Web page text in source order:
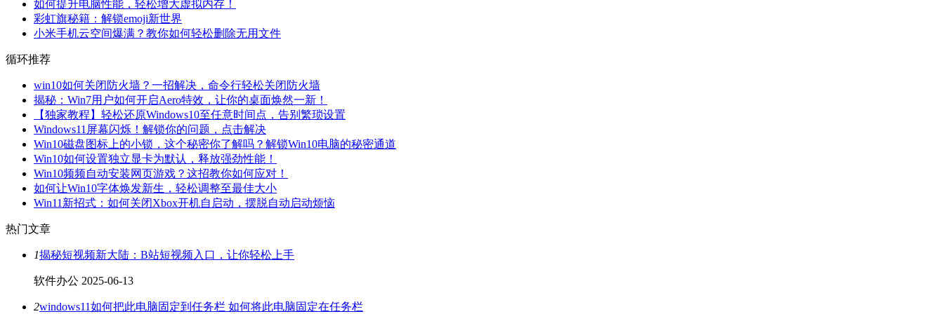
如何提升电脑性能，轻松增大虚拟内存！
彩虹旗秘籍：解锁emoji新世界
小米手机云空间爆满？教你如何轻松删除无用文件
循环推荐
win10如何关闭防火墙？一招解决，命令行轻松关闭防火墙
揭秘：Win7用户如何开启Aero特效，让你的桌面焕然一新！
【独家教程】轻松还原Windows10至任意时间点，告别繁琐设置
Windows11屏幕闪烁！解锁你的问题，点击解决
Win10磁盘图标上的小锁，这个秘密你了解吗？解锁Win10电脑的秘密通道
Win10如何设置独立显卡为默认，释放强劲性能！
Win10频频自动安装网页游戏？这招教你如何应对！
如何让Win10字体焕发新生，轻松调整至最佳大小
Win11新招式：如何关闭Xbox开机自启动，摆脱自动启动烦恼
热门文章
1揭秘短视频新大陆：B站短视频入口，让你轻松上手
软件办公 2025-06-13
2windows11如何把此电脑固定到任务栏 如何将此电脑固定在任务栏